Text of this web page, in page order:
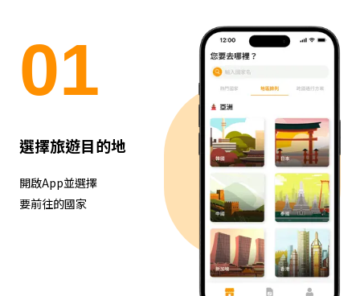
01
選擇旅遊目的地
開啟App並選擇
要前往的國家